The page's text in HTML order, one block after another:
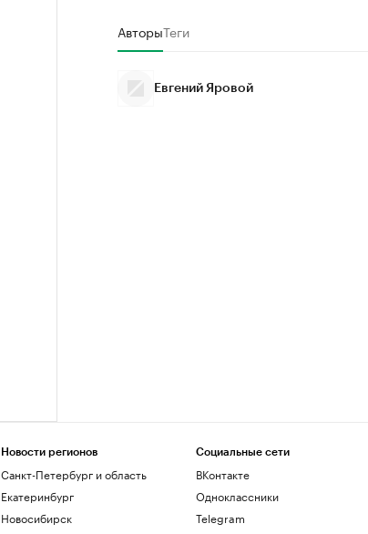
АвторыТеги
Евгений Яровой
Новости регионов
Санкт-Петербург и область
Екатеринбург
Новосибирск
Социальные сети
ВКонтакте
Одноклассники
Telegram